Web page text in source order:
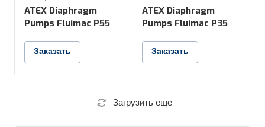
ATEX Diaphragm
Pumps Fluimac P55
Заказать
ATEX Diaphragm
Pumps Fluimac P35
Заказать
Загрузить еще